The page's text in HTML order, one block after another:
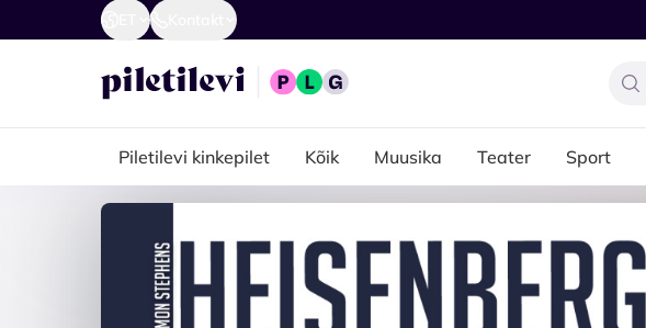
Piletilevi kinkepilet Kõik Muusika Teater Sport